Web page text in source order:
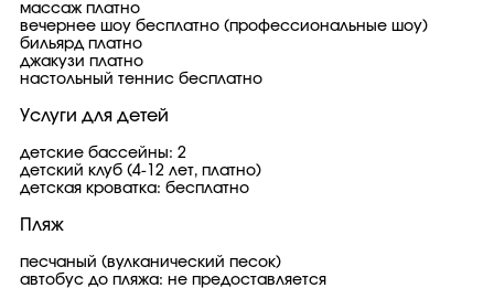
массаж платно
вечернее шоу бесплатно (профессиональные шоу)
бильярд платно
джакузи платно
настольный теннис бесплатно
Услуги для детей
детские бассейны: 2
детский клуб (4-12 лет, платно)
детская кроватка: бесплатно
Пляж
песчаный (вулканический песок)
автобус до пляжа: не предоставляется